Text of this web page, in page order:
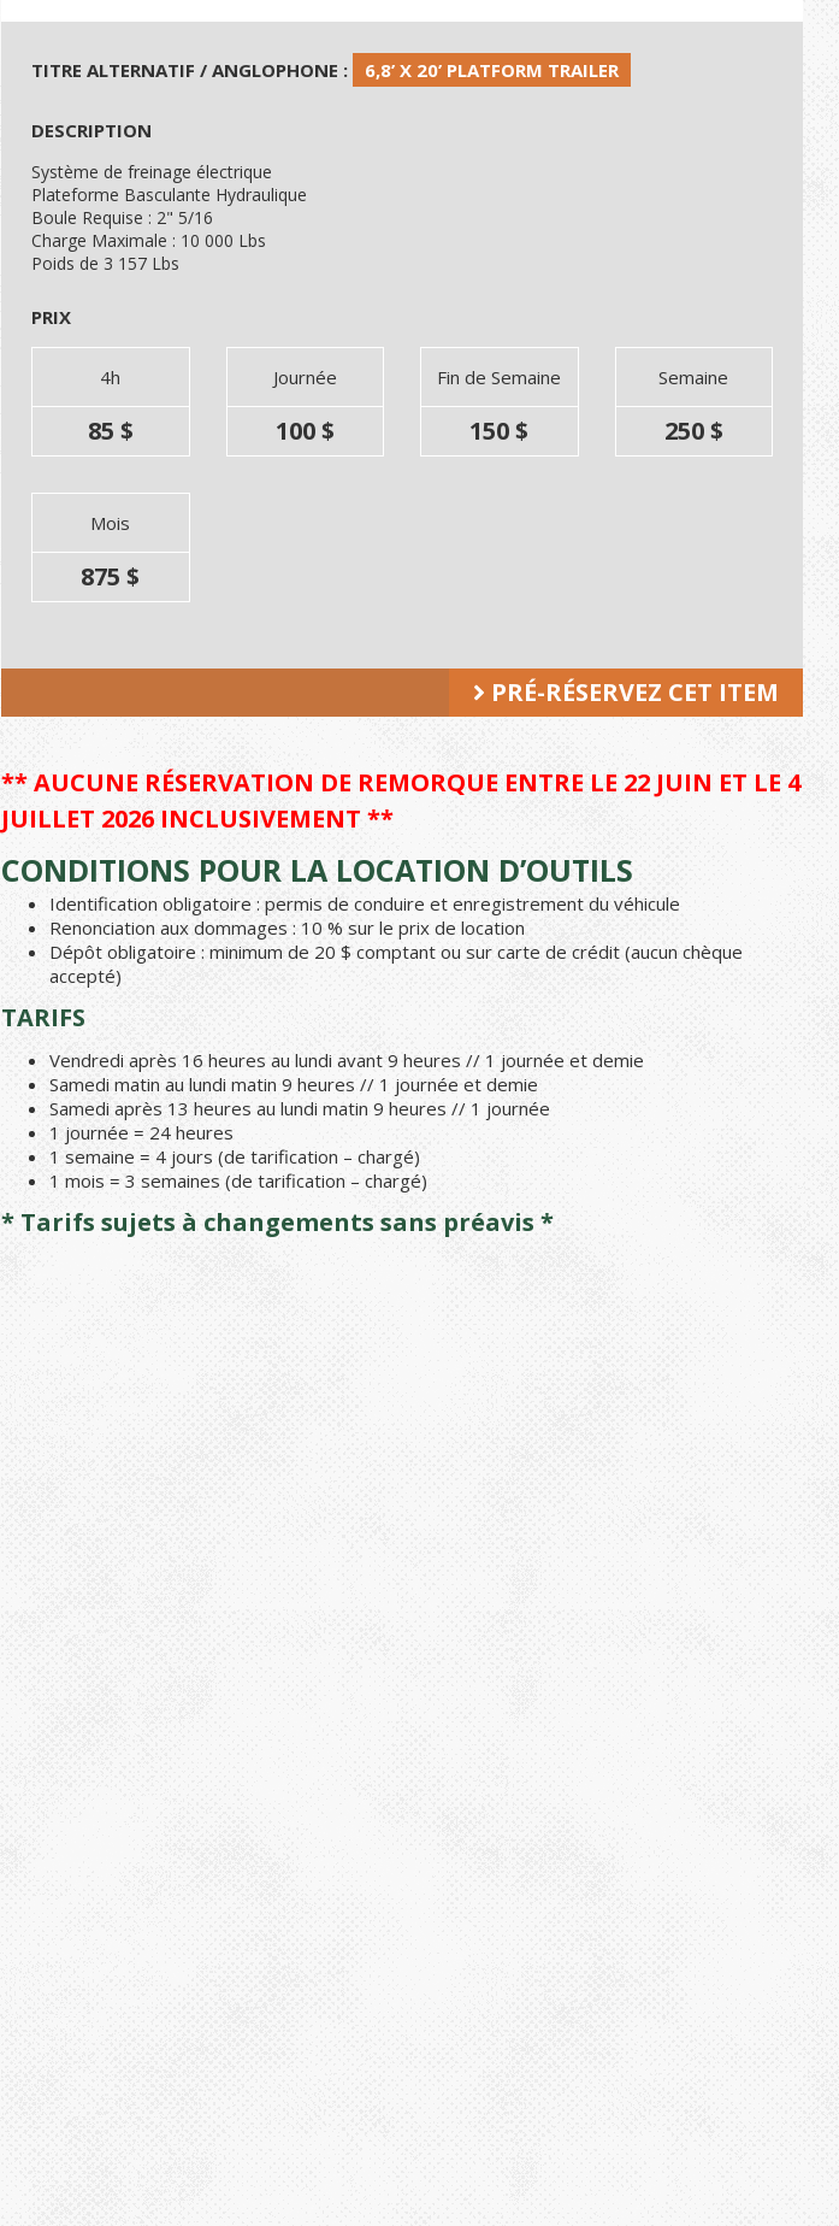
TITRE ALTERNATIF / ANGLOPHONE : 6,8’ X 20’ PLATFORM TRAILER
DESCRIPTION
Système de freinage électrique
Plateforme Basculante Hydraulique
Boule Requise : 2" 5/16
Charge Maximale : 10 000 Lbs
Poids de 3 157 Lbs
PRIX
4h
85 $
Journée
100 $
Fin de Semaine
150 $
Semaine
250 $
Mois
875 $
PRÉ-RÉSERVEZ CET ITEM
** AUCUNE RÉSERVATION DE REMORQUE ENTRE LE 22 JUIN ET LE 4
JUILLET 2026 INCLUSIVEMENT **
CONDITIONS POUR LA LOCATION D’OUTILS
Identification obligatoire : permis de conduire et enregistrement du véhicule
Renonciation aux dommages : 10 % sur le prix de location
Dépôt obligatoire : minimum de 20 $ comptant ou sur carte de crédit (aucun chèque
accepté)
TARIFS
Vendredi après 16 heures au lundi avant 9 heures // 1 journée et demie
Samedi matin au lundi matin 9 heures // 1 journée et demie
Samedi après 13 heures au lundi matin 9 heures // 1 journée
1 journée = 24 heures
1 semaine = 4 jours (de tarification – chargé)
1 mois = 3 semaines (de tarification – chargé)
* Tarifs sujets à changements sans préavis *